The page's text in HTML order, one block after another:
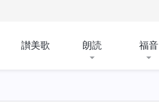
讃美歌 朗読 福音